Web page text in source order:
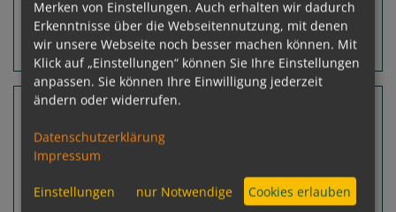
Routeninfos Terminübersicht
9 Nächte Dominikanische Republik, St.
Thomas, St. Maarten
Celebrity Beyond
Fort Lauderdale, Florida - Fort Lauderdale,
Florida
Merken von Einstellungen. Auch erhalten wir dadurch
Erkenntnisse über die Webseitennutzung, mit denen
wir unsere Webseite noch besser machen können. Mit
Klick auf „Einstellungen“ können Sie Ihre Einstellungen
anpassen. Sie können Ihre Einwilligung jederzeit
ändern oder widerrufen.
Datenschutzerklärung
Impressum
Einstellungen nur Notwendige Cookies erlauben